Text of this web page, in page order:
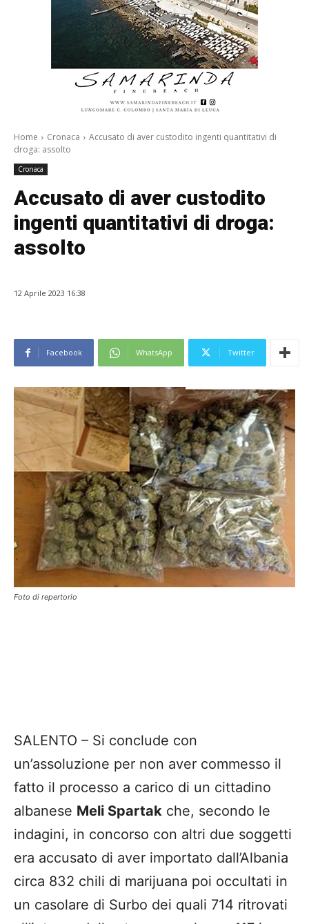
Home Cronaca
Accusato di aver custodito ingenti quantitativi di
droga: assolto
Cronaca
Accusato di aver custodito
ingenti quantitativi di droga:
assolto
12 Aprile 2023 16:38
Facebook WhatsApp Twitter
Foto di repertorio
SALENTO – Si conclude con
un’assoluzione per non aver commesso il
fatto il processo a carico di un cittadino
albanese Meli Spartak che, secondo le
indagini, in concorso con altri due soggetti
era accusato di aver importato dall’Albania
circa 832 chili di marijuana poi occultati in
un casolare di Surbo dei quali 714 ritrovati